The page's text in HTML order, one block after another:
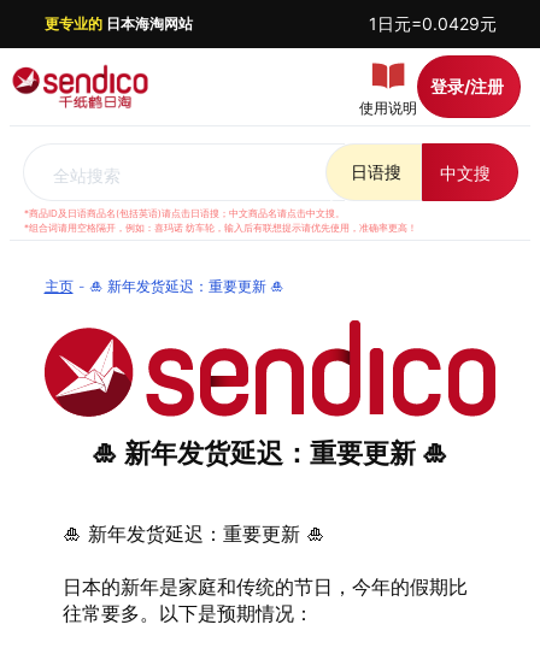
更专业的日本海淘网站 1日元=0.0429元
使用说明
登录/注册
全站搜索 日语搜 中文搜
*商品ID及日语商品名(包括英语)请点击日语搜；中文商品名请点击中文搜。
*组合词请用空格隔开，例如：喜玛诺 纺车轮，输入后有联想提示请优先使用，准确率更高！
主页 🎍 新年发货延迟：重要更新 🎍
🎍 新年发货延迟：重要更新 🎍
🎍 新年发货延迟：重要更新 🎍
日本的新年是家庭和传统的节日，今年的假期比
往常要多。以下是预期情况：